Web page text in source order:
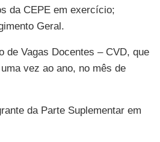
da CEPE em exercício;
Geral.
de Vagas Docentes – CVD, que
vez ao ano, no mês de
da Parte Suplementar em